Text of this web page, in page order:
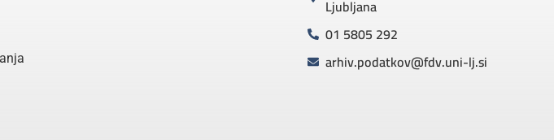
Ljubljana
01 5805 292
arhiv.podatkov@fdv.uni-lj.si